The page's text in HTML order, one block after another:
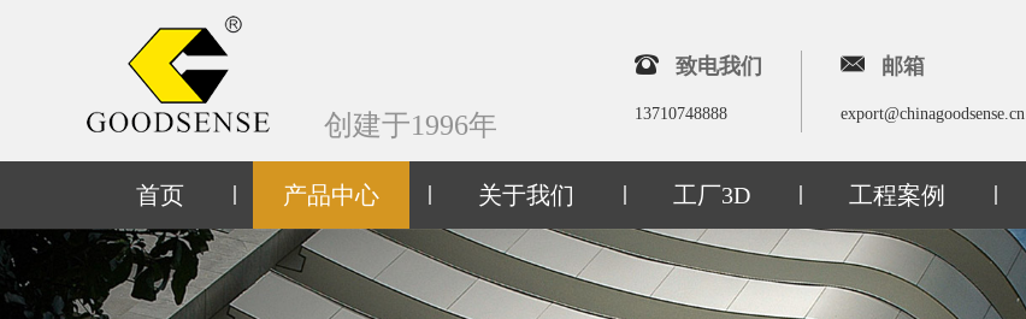
创建于1996年
致电我们
13710748888
邮箱
export@chinagoodsense.cn
首页 产品中心 关于我们 工厂3D 工程案例